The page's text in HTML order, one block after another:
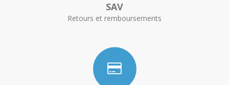
SAV
Retours et remboursements